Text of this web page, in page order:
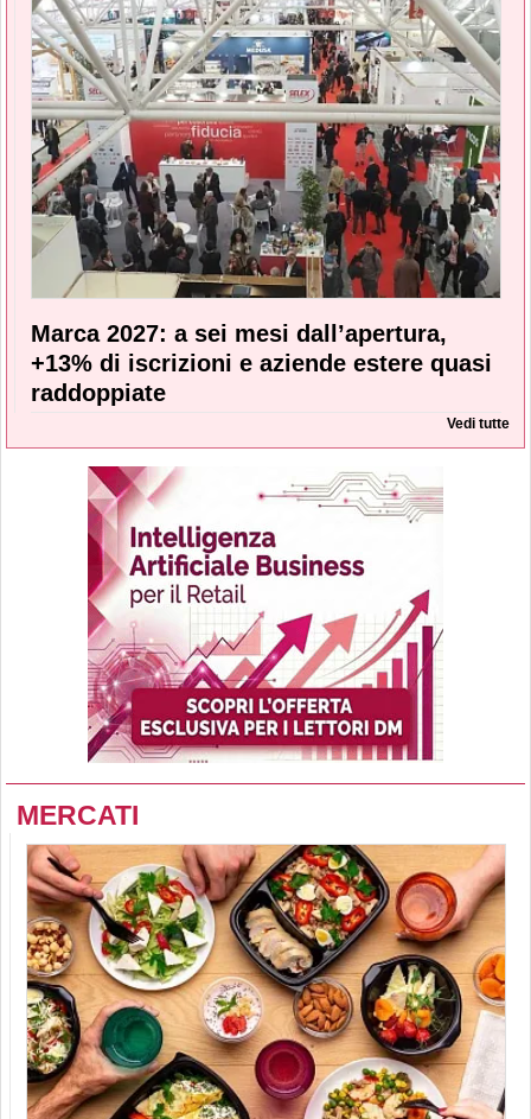
Marca 2027: a sei mesi dall’apertura,
+13% di iscrizioni e aziende estere quasi
raddoppiate
Vedi tutte
MERCATI